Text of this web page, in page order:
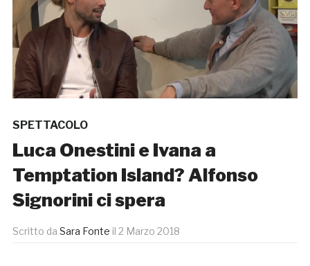
SPETTACOLO
Luca Onestini e Ivana a
Temptation Island? Alfonso
Signorini ci spera
Scritto da Sara Fonte il 2 Marzo 2018